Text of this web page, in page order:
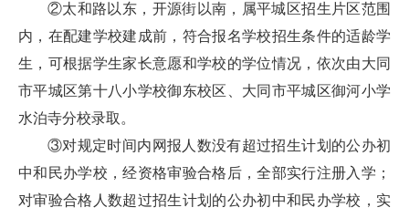
②太和路以东，开源街以南，属平城区招生片区范围
内，在配建学校建成前，符合报名学校招生条件的适龄学
生，可根据学生家长意愿和学校的学位情况，依次由大同
市平城区第十八小学校御东校区、大同市平城区御河小学
水泊寺分校录取。
③对规定时间内网报人数没有超过招生计划的公办初
中和民办学校，经资格审验合格后，全部实行注册入学；
对审验合格人数超过招生计划的公办初中和民办学校，实